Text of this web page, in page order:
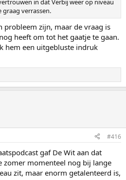
graag verrassen.
probleem zijn, maar de vraag is
heeft om tot het gaatje te gaan.
hem een uitgebluste indruk
#416
gaf De Wit aan dat
zomer momenteel nog bij lange
zit, maar enorm getalenteerd is,